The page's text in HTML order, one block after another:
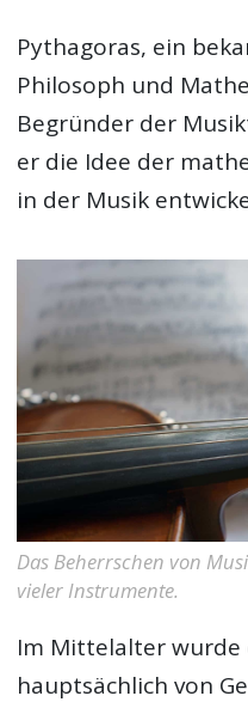
Pythagoras, ein
Philosoph und
Begründer der
er die Idee der
in der Musik
Das Beherrschen von
vieler Instrumente.
Im Mittelalter wurde
hauptsächlich von